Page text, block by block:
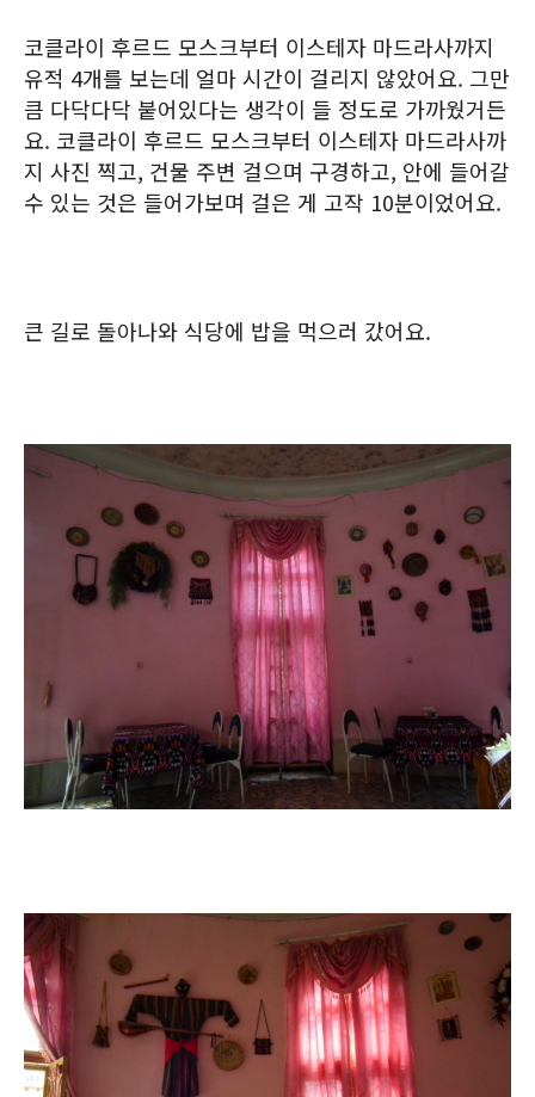
코클라이 후르드 모스크부터 이스테자 마드라사까지
유적 4개를 보는데 얼마 시간이 걸리지 않았어요. 그만
큼 다닥다닥 붙어있다는 생각이 들 정도로 가까웠거든
요. 코클라이 후르드 모스크부터 이스테자 마드라사까
지 사진 찍고, 건물 주변 걸으며 구경하고, 안에 들어갈
수 있는 것은 들어가보며 걸은 게 고작 10분이었어요.
큰 길로 돌아나와 식당에 밥을 먹으러 갔어요.